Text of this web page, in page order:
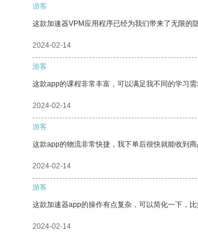
游客
这款加速器VPM应用程序已经为我们带来了无限的
2024-02-14
游客
这款app的课程非常丰富，可以满足我不同的学习
2024-02-14
游客
这款app的物流非常快捷，我下单后很快就能收到商
2024-02-14
游客
这款加速器app的操作有点复杂，可以简化一下，比
2024-02-14